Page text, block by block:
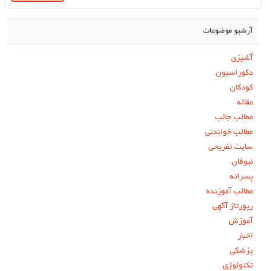
آرشیو موضوعات
آشپزی
دکوراسیون
کودکان
مقاله
مطالب جالب
مطالب خواندنی
سایت تفریحی
نیوفان
پسرانه
مطالب آموزنده
رپورتاژ آگهی
آموزش
اخبار
پزشکی
تکنولوژی